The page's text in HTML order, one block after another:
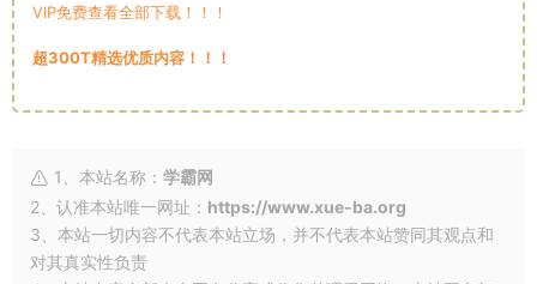
VIP免费查看全部下载！！！
超300T精选优质内容！！！
1、本站名称： 学霸网
2、认准本站唯一网址： https://www.xue-ba.org
3、本站一切内容不代表本站立场，并不代表本站赞同其观点和
对其真实性负责